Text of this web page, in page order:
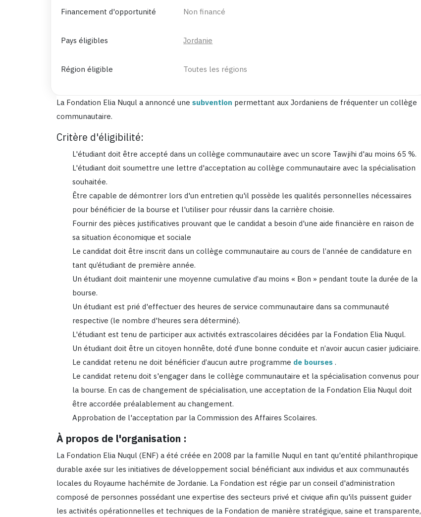
Financement d'opportunité Non financé
Pays éligibles Jordanie
Région éligible Toutes les régions
La Fondation Elia Nuqul a annoncé une subvention permettant aux Jordaniens de fréquenter un collège
communautaire.
Critère d'éligibilité:
L'étudiant doit être accepté dans un collège communautaire avec un score Tawjihi d'au moins 65 %.
L'étudiant doit soumettre une lettre d'acceptation au collège communautaire avec la spécialisation
souhaitée.
Être capable de démontrer lors d'un entretien qu'il possède les qualités personnelles nécessaires
pour bénéficier de la bourse et l'utiliser pour réussir dans la carrière choisie.
Fournir des pièces justificatives prouvant que le candidat a besoin d'une aide financière en raison de
sa situation économique et sociale
Le candidat doit être inscrit dans un collège communautaire au cours de l’année de candidature en
tant qu’étudiant de première année.
Un étudiant doit maintenir une moyenne cumulative d’au moins « Bon » pendant toute la durée de la
bourse.
Un étudiant est prié d'effectuer des heures de service communautaire dans sa communauté
respective (le nombre d'heures sera déterminé).
L'étudiant est tenu de participer aux activités extrascolaires décidées par la Fondation Elia Nuqul.
Un étudiant doit être un citoyen honnête, doté d’une bonne conduite et n’avoir aucun casier judiciaire.
Le candidat retenu ne doit bénéficier d’aucun autre programme de bourses.
Le candidat retenu doit s'engager dans le collège communautaire et la spécialisation convenus pour
la bourse. En cas de changement de spécialisation, une acceptation de la Fondation Elia Nuqul doit
être accordée préalablement au changement.
Approbation de l'acceptation par la Commission des Affaires Scolaires.
À propos de l'organisation :
La Fondation Elia Nuqul (ENF) a été créée en 2008 par la famille Nuqul en tant qu'entité philanthropique
durable axée sur les initiatives de développement social bénéficiant aux individus et aux communautés
locales du Royaume hachémite de Jordanie. La Fondation est régie par un conseil d'administration
composé de personnes possédant une expertise des secteurs privé et civique afin qu'ils puissent guider
les activités opérationnelles et techniques de la Fondation de manière stratégique, saine et transparente,